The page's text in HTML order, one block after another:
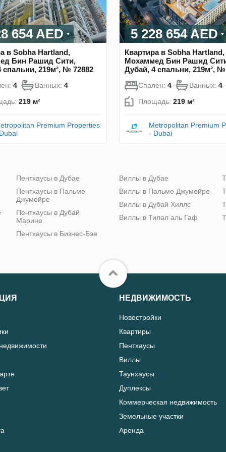
654 AED
в Sobha Hartland,
Бин Рашид Сити,
спальни, 219м², № 72882
4 Ванных: 4
219 м²
Premium Properties
5 228 654 AED
Квартира в Sobha Hartland,
Мохаммед Бин Рашид
Дубай, 4 спальни, 219м², №
Спален: 4 Ванных: 4
Площадь: 219 м²
Metropolitan Premium
- Dubai
Пентхаусы в Дубае
Пентхаусы в Пальме
Джумейре
Пентхаусы в Дубай
Марине
Пентхаусы в Бизнес-Бэе
Виллы в Дубае
Виллы в Пальме Джумейре
Виллы в Дубай Хиллс
Виллы в Тилал аль Гаф
НЕДВИЖИМОСТЬ
Новостройки
Квартиры
Пентхаусы
Виллы
Таунхаусы
Дуплексы
Коммерческая недвижимость
Земельные участки
Аренда